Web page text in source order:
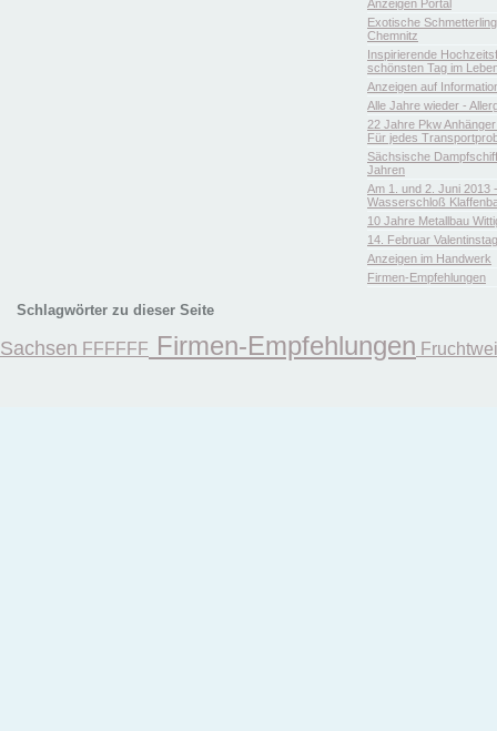
Anzeigen Portal
Exotische
Chemnitz
Inspirierende
schönsten Tag im
Anzeigen auf
Alle Jahre wieder -
22 Jahre Pkw
Für jedes
Sächsische
Jahren
Am 1. und 2. Juni 2013
Wasserschloß
10 Jahre Metallbau
14. Februar
Anzeigen im Handwerk
Firmen-Empfehlungen
Schlagwörter zu dieser Seite
Sachsen FFFFFF Firmen-Empfehlungen